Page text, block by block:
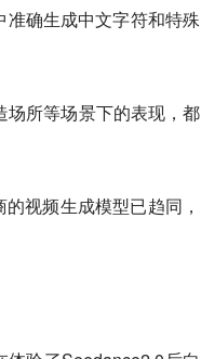
确生成中文字符和特殊
场所等场景下的表现，都
视频生成模型已趋同，